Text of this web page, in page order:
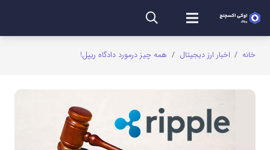
خانه / اخبار ارز دیجیتال / همه چیز درمورد دادگاه ریپل!